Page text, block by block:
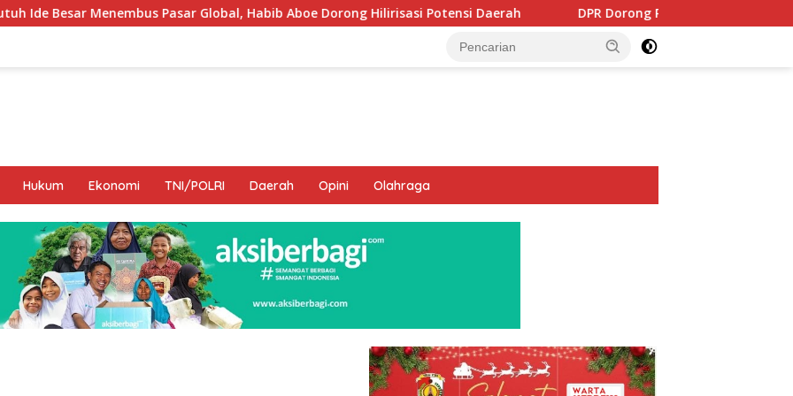
Global, Habib Aboe Dorong Hilirisasi Potensi Daerah DPR Dorong Program PTSL dan Percepatan Sertifikasi Tanah
Hukum Ekonomi TNI/POLRI Daerah Opini Olahraga